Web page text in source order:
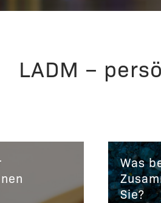
LADM –
Was
Sie?